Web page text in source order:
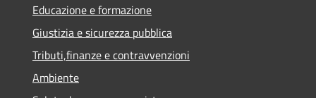
Educazione e formazione
Giustizia e sicurezza pubblica
Tributi,finanze e contravvenzioni
Ambiente